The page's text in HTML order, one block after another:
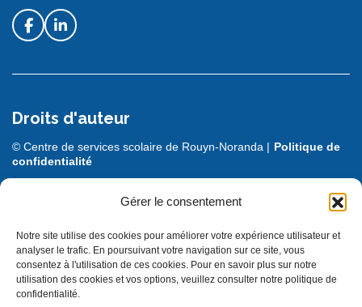
Gérer le consentement
Notre site utilise des cookies pour améliorer votre expérience utilisateur et
analyser le trafic. En poursuivant votre navigation sur ce site, vous
consentez à l'utilisation de ces cookies. Pour en savoir plus sur notre
utilisation des cookies et vos options, veuillez consulter notre politique de
confidentialité.
Droits d'auteur
© Centre de services scolaire de Rouyn-Noranda | Politique de
confidentialité